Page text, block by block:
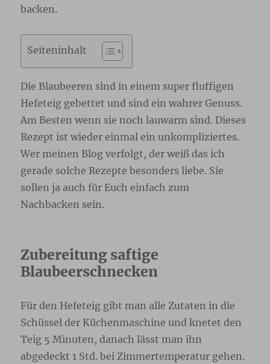
backen.
Seiteninhalt
Die Blaubeeren sind in einem super fluffigen
Hefeteig gebettet und sind ein wahrer Genuss.
Am Besten wenn sie noch lauwarm sind. Dieses
Rezept ist wieder einmal ein unkompliziertes.
Wer meinen Blog verfolgt, der weiß das ich
gerade solche Rezepte besonders liebe. Sie
sollen ja auch für Euch einfach zum
Nachbacken sein.
Zubereitung saftige
Blaubeerschnecken
Für den Hefeteig gibt man alle Zutaten in die
Schüssel der Küchenmaschine und knetet den
Teig 5 Minuten, danach lässt man ihn
abgedeckt 1 Std. bei Zimmertemperatur gehen.